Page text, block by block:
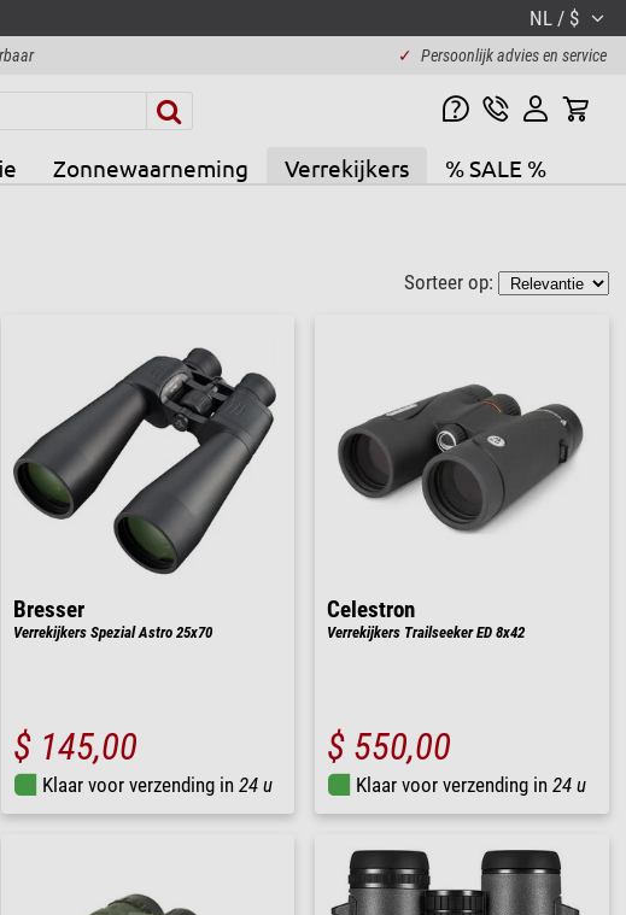
NL / $
✓ Persoonlijk advies en service
Zonnewaarneming Verrekijkers % SALE %
Sorteer op:
Bresser
Verrekijkers Spezial Astro 25x70
$ 145,00
Klaar voor verzending in 24 u
Celestron
Verrekijkers Trailseeker ED 8x42
$ 550,00
Klaar voor verzending in 24 u